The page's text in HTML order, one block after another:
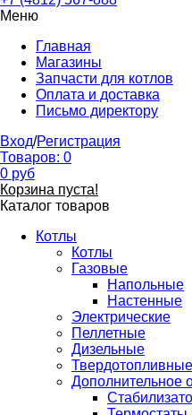
Меню
Главная
Магазины
Запчасти для котлов
Оплата и доставка
Письмо директору
Вход/Регистрация
Товаров: 0
0 руб
Корзина пуста!
Каталог товаров
Котлы
Котлы
Газовые
Напольные
Настенные
Электрические
Пеллетные
Дизельные
Твердотопливные
Дополнительное